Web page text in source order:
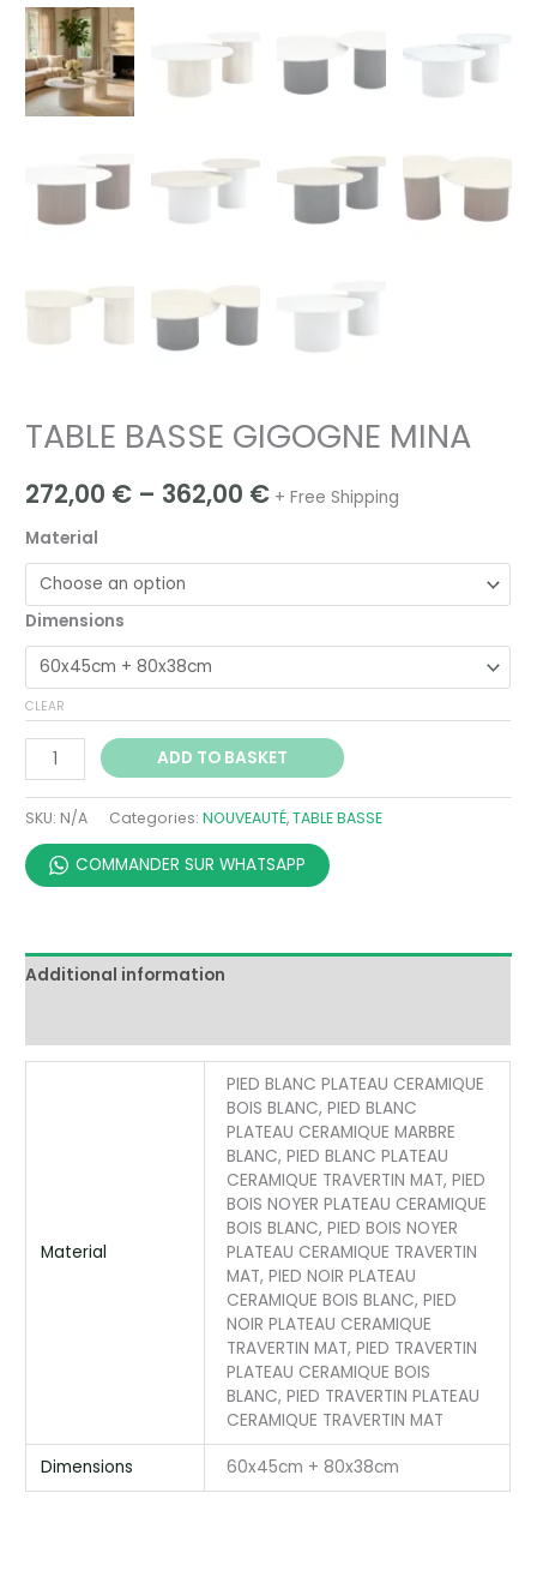
TABLE BASSE GIGOGNE MINA
272,00 € – 362,00 € + Free Shipping
Material
Dimensions
CLEAR
ADD TO BASKET
SKU: N/A Categories:NOUVEAUTÉ,TABLE BASSE
COMMANDER SUR WHATSAPP
Additional information
Material
PIED BLANC PLATEAU CERAMIQUE
BOIS BLANC, PIED BLANC
PLATEAU CERAMIQUE MARBRE
BLANC, PIED BLANC PLATEAU
CERAMIQUE TRAVERTIN MAT, PIED
BOIS NOYER PLATEAU CERAMIQUE
BOIS BLANC, PIED BOIS NOYER
PLATEAU CERAMIQUE TRAVERTIN
MAT, PIED NOIR PLATEAU
CERAMIQUE BOIS BLANC, PIED
NOIR PLATEAU CERAMIQUE
TRAVERTIN MAT, PIED TRAVERTIN
PLATEAU CERAMIQUE BOIS
BLANC, PIED TRAVERTIN PLATEAU
CERAMIQUE TRAVERTIN MAT
Dimensions 60x45cm + 80x38cm